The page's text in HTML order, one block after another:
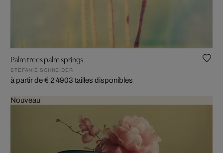
Palm trees palm springs
STEFANIE SCHNEIDER
à partir de € 2 4903 tailles disponibles
Nouveau